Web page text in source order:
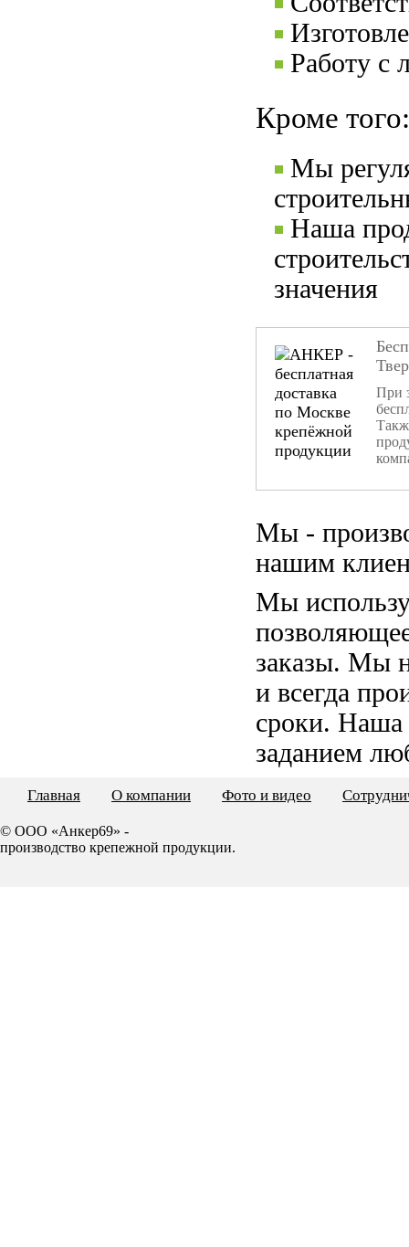
Работу с
Кроме того:
Мы
Наша
значения
При
Мы -
нашим
Мы
заказы. Мы
и всегда
сроки. Наша
заданием
Главная О компании Фото и видео
© ООО «Анкер69» -
производство крепежной продукции.